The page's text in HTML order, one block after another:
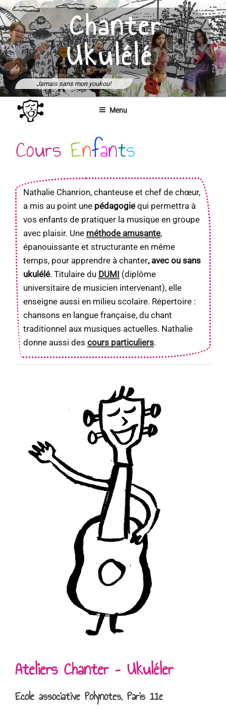
Aller
au
contenu
principal
Chanter
Ukulélé
Jamais sans mon youkou!
Menu
Cours Enfants
Nathalie Chanrion, chanteuse et chef de chœur,
a mis au point une pédagogie qui permettra à
vos enfants de pratiquer la musique en groupe
avec plaisir. Une méthode amusante,
épanouissante et structurante en même
temps, pour apprendre à chanter, avec ou sans
ukulélé. Titulaire du DUMI
(diplôme
universitaire de musicien intervenant), elle
enseigne aussi en milieu scolaire. Répertoire :
chansons en langue française, du chant
traditionnel aux musiques actuelles. Nathalie
donne aussi descours particuliers.
Ateliers Chanter – Ukuléler
Ecole associative Polynotes, Paris 11e